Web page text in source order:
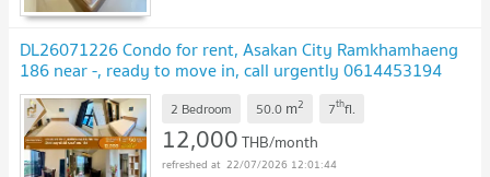
DL26071226 Condo for rent, Asakan City Ramkhamhaeng
186 near -, ready to move in, call urgently 0614453194
LineID @952jdxxk
2 Bedroom 50.0 m2 7thfl.
12,000THB/month
22/07/2026 12:01:44